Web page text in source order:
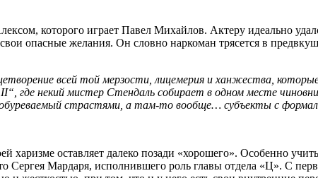
которого играет Павел Михайлов. Актеру идеально
опасные желания. Он словно наркоман трясется в
всей той мерзости, лицемерия и ханжества,
где некий мистер Стендаль собирает в одном месте
страстями, а там-то вообще… субъекты с
харизме оставляет далеко позади «хорошего». Особенно
Сергея Мардаря, исполнившего роль главы отдела «Ц». С